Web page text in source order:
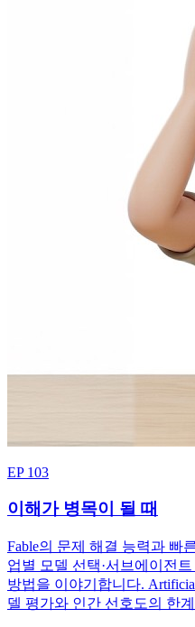
EP 103
이해가 병목이 될 때
Fable의 문제 해결 능력과 빠
업별 모델 선택·서브에이전
방법을 이야기합니다.
델 평가와 인간 선호도의 한